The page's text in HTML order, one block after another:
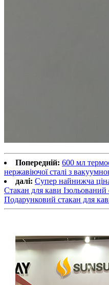
Попередній: 600 мл
нержавіючої сталі з
далі: Супер найнижча
Стакан для кави
Подарунковий стакан для